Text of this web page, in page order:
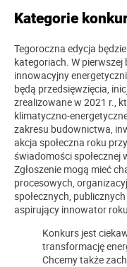
Kategorie
Tegoroczna edycja
kategoriach. W
innowacyjny
będą przedsięwzięcia,
zrealizowane w 2021 r.,
klimatyczno-
zakresu budownictwa,
akcja społeczna roku
świadomości społecznej
Zgłoszenie mogą mieć
procesowych,
społecznych,
aspirujący innowator
Konkurs jest
transformację
Chcemy także